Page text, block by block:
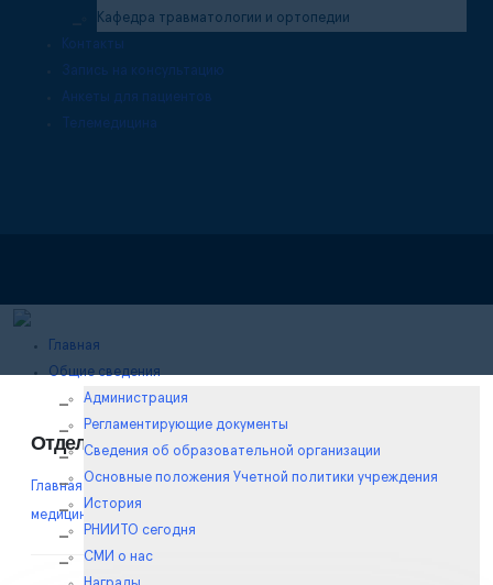
Кафедра травматологии и ортопедии
Контакты
Запись на консультацию
Анкеты для пациентов
Телемедицина
Главная
Общие сведения
Администрация
Регламентирующие документы
Сведения об образовательной организации
Основные положения Учетной политики учреждения
История
РНИИТО сегодня
СМИ о нас
Отделение медицинской реабилитации
Главная / Все клинические отделения/ Отделение
медицинской реабилитации